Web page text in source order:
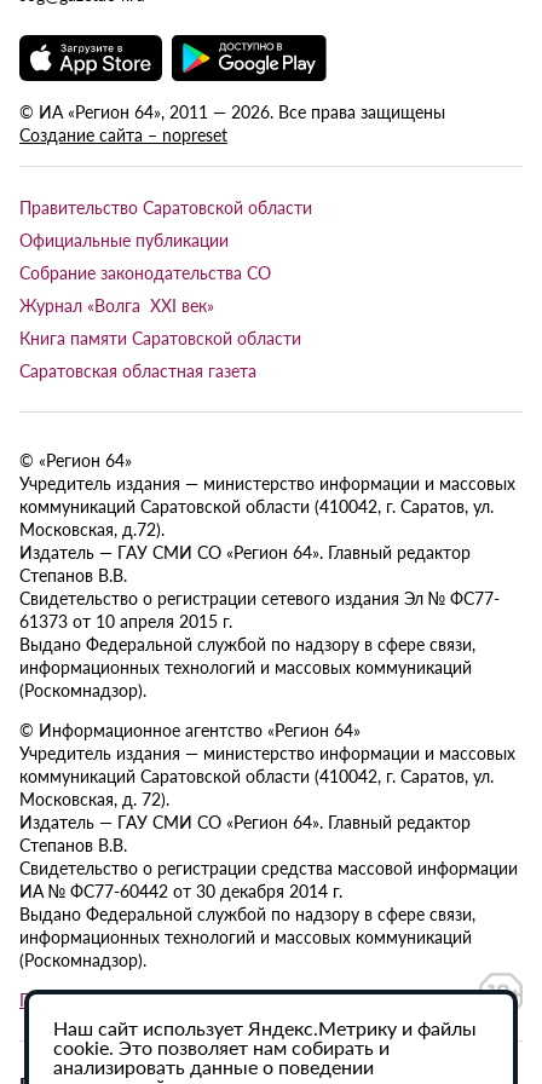
© ИА «Регион 64», 2011 — 2026. Все права защищены
Создание сайта – nopreset
Правительство Саратовской области
Официальные публикации
Собрание законодательства СО
Журнал «Волга XXI век»
Книга памяти Саратовской области
Саратовская областная газета
© «Регион 64»
Учредитель издания — министерство информации и массовых
коммуникаций Саратовской области (410042, г. Саратов, ул.
Московская, д.72).
Издатель — ГАУ СМИ СО «Регион 64». Главный редактор
Степанов В.В.
Свидетельство о регистрации сетевого издания Эл № ФС77-
61373 от 10 апреля 2015 г.
Выдано Федеральной службой по надзору в сфере связи,
информационных технологий и массовых коммуникаций
(Роскомнадзор).
© Информационное агентство «Регион 64»
Учредитель издания — министерство информации и массовых
коммуникаций Саратовской области (410042, г. Саратов, ул.
Московская, д. 72).
Издатель — ГАУ СМИ СО «Регион 64». Главный редактор
Степанов В.В.
Свидетельство о регистрации средства массовой информации
ИА № ФС77-60442 от 30 декабря 2014 г.
Выдано Федеральной службой по надзору в сфере связи,
информационных технологий и массовых коммуникаций
(Роскомнадзор).
Политика в отношении обработки персональных данных
Наш сайт использует Яндекс.Метрику и файлы
cookie. Это позволяет нам собирать и
анализировать данные о поведении